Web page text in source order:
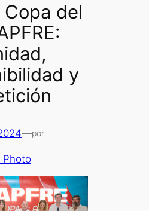
Copa del
y
—por
Photo